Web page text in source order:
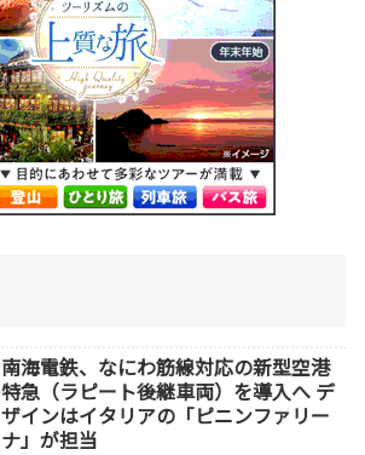
南海電鉄、なにわ筋線対応の新型空港
特急（ラピート後継車両）を導入へ デ
ザインはイタリアの「ピニンファリー
ナ」が担当